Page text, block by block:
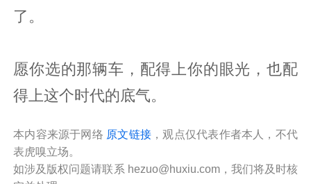
了。
愿你选的那辆车，配得上你的眼光，也配
得上这个时代的底气。
本内容来源于网络 原文链接 ，观点仅代表作者本人，不代
表虎嗅立场。
如涉及版权问题请联系 hezuo@huxiu.com，我们将及时核